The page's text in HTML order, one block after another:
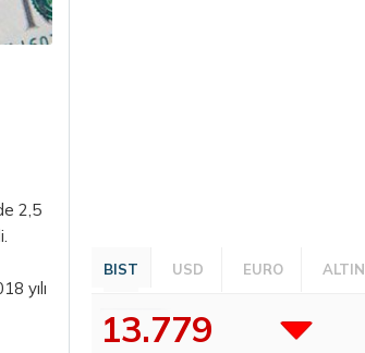
2,5
yılı
BIST USD EURO ALTIN
13.779